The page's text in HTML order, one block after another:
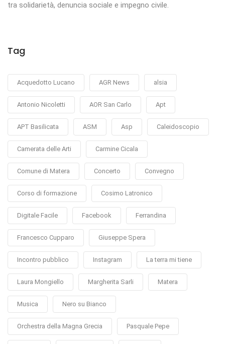
tra solidarietà, denuncia sociale e impegno civile.
Tag
Acquedotto Lucano AGR News alsia
Antonio Nicoletti AOR San Carlo Apt
APT Basilicata ASM Asp Caleidoscopio
Camerata delle Arti Carmine Cicala
Comune di Matera Concerto Convegno
Corso di formazione Cosimo Latronico
Digitale Facile Facebook Ferrandina
Francesco Cupparo Giuseppe Spera
Incontro pubblico Instagram La terra mi tiene
Laura Mongiello Margherita Sarli Matera
Musica Nero su Bianco
Orchestra della Magna Grecia Pasquale Pepe